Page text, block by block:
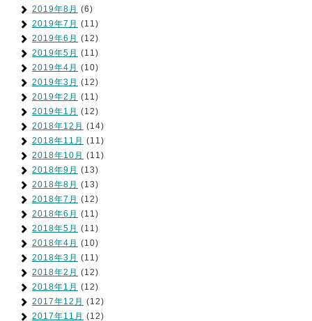
2019年8月 (6)
2019年7月 (11)
2019年6月 (12)
2019年5月 (11)
2019年4月 (10)
2019年3月 (12)
2019年2月 (11)
2019年1月 (12)
2018年12月 (14)
2018年11月 (11)
2018年10月 (11)
2018年9月 (13)
2018年8月 (13)
2018年7月 (12)
2018年6月 (11)
2018年5月 (11)
2018年4月 (10)
2018年3月 (11)
2018年2月 (12)
2018年1月 (12)
2017年12月 (12)
2017年11月 (12)